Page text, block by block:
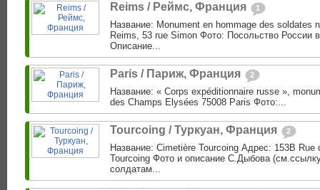
Reims / Реймс, Франция 1
Название: Monument en hommage des soldates
Reims, 53 rue Simon Фото: Посольство России
Описание...
Paris / Париж, Франция 2
Название: « Corps expéditionnaire russe »,
des Champs Elysées 75008 Paris Фото:...
Tourcoing / Туркуан, Франция 2
Название: Cimetière Tourcoing Адрес: 153B Rue
Tourcoing Фото и описание С.Дыбова
солдатам...